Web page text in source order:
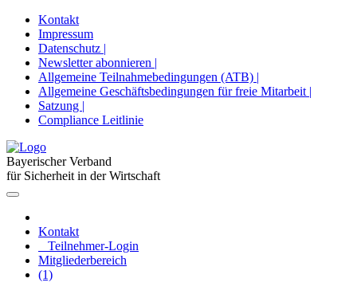
Kontakt
Impressum
Datenschutz |
Newsletter abonnieren |
Allgemeine Teilnahmebedingungen (ATB) |
Allgemeine Geschäftsbedingungen für freie Mitarbeit |
Satzung |
Compliance Leitlinie
Bayerischer Verband
für Sicherheit in der Wirtschaft
Kontakt
Teilnehmer-Login
Mitgliederbereich
(1)